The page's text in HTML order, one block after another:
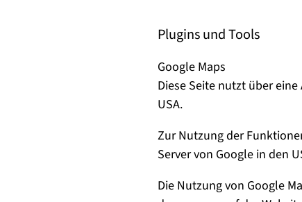
Plugins und Tools
Google Maps
Diese Seite nutzt über
USA.
Zur Nutzung der
Server von Google in den
Die Nutzung von Google